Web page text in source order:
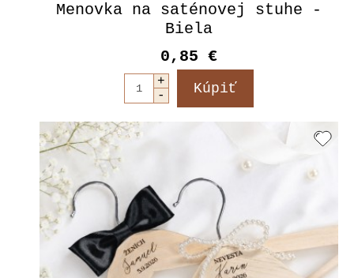
Menovka na saténovej stuhe -
Biela
0,85 €